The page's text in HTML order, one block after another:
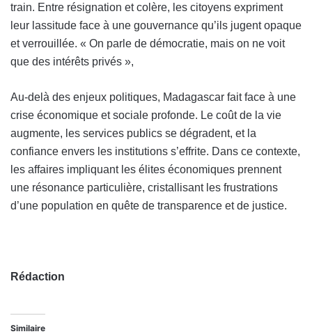
train. Entre résignation et colère, les citoyens expriment
leur lassitude face à une gouvernance qu’ils jugent opaque
et verrouillée. « On parle de démocratie, mais on ne voit
que des intérêts privés »,
Au-delà des enjeux politiques, Madagascar fait face à une
crise économique et sociale profonde. Le coût de la vie
augmente, les services publics se dégradent, et la
confiance envers les institutions s’effrite. Dans ce contexte,
les affaires impliquant les élites économiques prennent
une résonance particulière, cristallisant les frustrations
d’une population en quête de transparence et de justice.
Rédaction
Similaire